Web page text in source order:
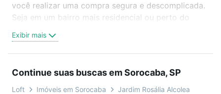
você realizar uma compra segura e descomplicada.
Seja em um bairro mais residencial ou perto do
oferta ideal de Imóveis com 4 vagas à venda em
Jardim Rosália Alcolea, Sorocaba, SP para
ou por videochamada, é grátis, sem compromisso e
você ainda conta com mais de 46 mil corretores e
Exibir mais
Continue suas buscas em Sorocaba, SP
Loft Imóveis em Sorocaba Jardim Rosália Alcolea